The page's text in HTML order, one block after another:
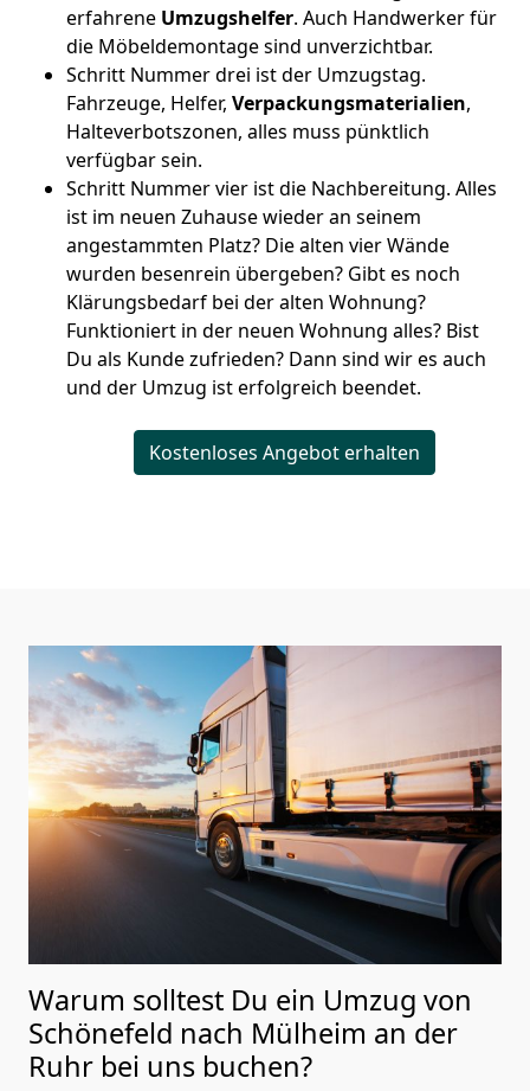
erfahrene Umzugshelfer. Auch Handwerker für
die Möbeldemontage sind unverzichtbar.
Schritt Nummer drei ist der Umzugstag.
Fahrzeuge, Helfer, Verpackungsmaterialien,
Halteverbotszonen, alles muss pünktlich
verfügbar sein.
Schritt Nummer vier ist die Nachbereitung. Alles
ist im neuen Zuhause wieder an seinem
angestammten Platz? Die alten vier Wände
wurden besenrein übergeben? Gibt es noch
Klärungsbedarf bei der alten Wohnung?
Funktioniert in der neuen Wohnung alles? Bist
Du als Kunde zufrieden? Dann sind wir es auch
und der Umzug ist erfolgreich beendet.
Kostenloses Angebot erhalten
Warum solltest Du ein Umzug von
Schönefeld nach Mülheim an der
Ruhr bei uns buchen?